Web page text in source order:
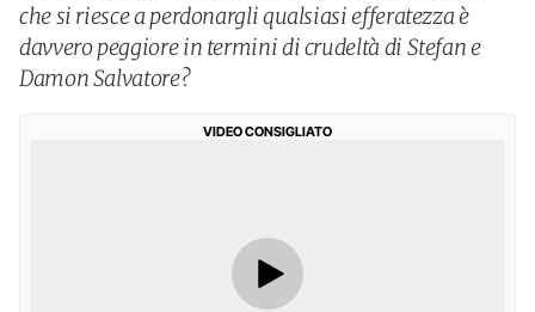
che si riesce a perdonargli qualsiasi efferatezza è
davvero peggiore in termini di crudeltà di Stefan e
Damon Salvatore?
VIDEO CONSIGLIATO